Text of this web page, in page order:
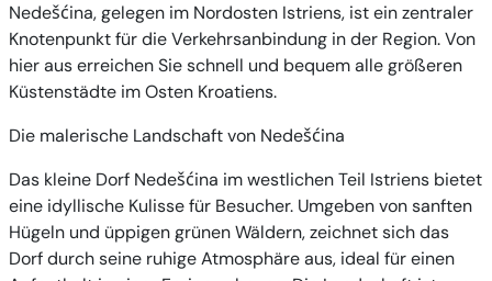
Nedešćina, gelegen im Nordosten Istriens, ist ein zentraler
Knotenpunkt für die Verkehrsanbindung in der Region. Von
hier aus erreichen Sie schnell und bequem alle größeren
Küstenstädte im Osten Kroatiens.
Die malerische Landschaft von Nedešćina
Das kleine Dorf Nedešćina im westlichen Teil Istriens bietet
eine idyllische Kulisse für Besucher. Umgeben von sanften
Hügeln und üppigen grünen Wäldern, zeichnet sich das
Dorf durch seine ruhige Atmosphäre aus, ideal für einen